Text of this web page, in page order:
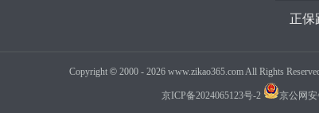
正保
Copyright ©2000 - 2026www.zikao365.com All Rights
京ICP备2024065123号-2 京公网安